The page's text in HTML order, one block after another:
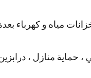
مياه و كهرباء
حماية منازل ،